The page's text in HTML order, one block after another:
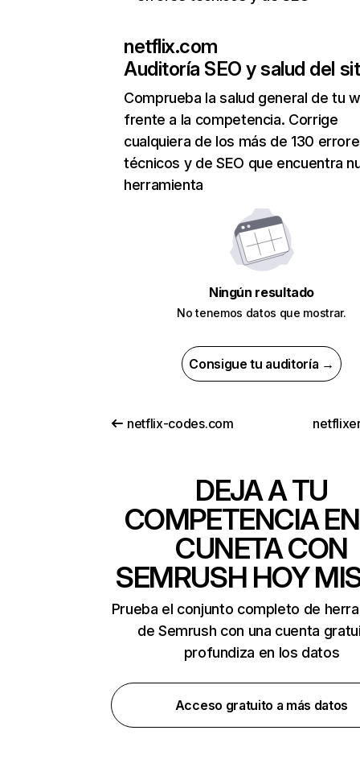
netflix.com
Auditoría SEO y salud del
Comprueba la salud general de tu
frente a la competencia. Corrige
cualquiera de los más de 130
técnicos y de SEO que encuentra
herramienta
Ningún resultado
No tenemos datos que mostrar.
Consigue tu auditoría →
netflix-codes.com
DEJA A TU
COMPETENCIA
CUNETA CON
SEMRUSH HOY
Prueba el conjunto completo de
de Semrush con una cuenta
profundiza en los datos
Acceso gratuito a más datos